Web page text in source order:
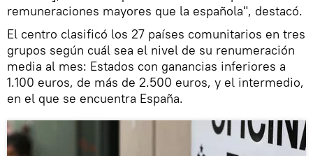
remuneraciones mayores que la española", destacó.
El centro clasificó los 27 países comunitarios en tres
grupos según cuál sea el nivel de su renumeración
media al mes: Estados con ganancias inferiores a
1.100 euros, de más de 2.500 euros, y el intermedio,
en el que se encuentra España.